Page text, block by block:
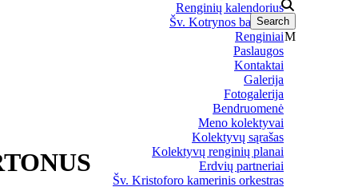
Renginių kalendorius
Šv. Kotrynos bažnyčia
Renginiai
Paslaugos
Kontaktai
Galerija
Fotogalerija
Bendruomenė
Meno kolektyvai
Kolektyvų sąrašas
Kolektyvų renginių planai
Erdvių partneriai
Šv. Kristoforo kamerinis orkestras